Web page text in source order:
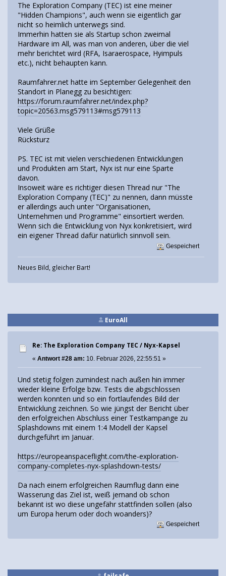
The Exploration Company (TEC) ist eine meiner
"Hidden Champions", auch wenn sie eigentlich gar
nicht so heimlich unterwegs sind.
Immerhin hatten sie als Startup schon zweimal
Hardware im All, was man von anderen, über die viel
mehr berichtet wird (RFA, Isaraerospace, Hyimpuls
etc.), nicht behaupten kann.
Raumfahrer.net hatte im September Gelegenheit den
Standort in Planegg zu besichtigen:
https://forum.raumfahrer.net/index.php?
topic=20563.msg579113#msg579113
Viele Grüße
Rücksturz
PS. TEC ist mit vielen verschiedenen Entwicklungen
und Produkten am Start, Nyx ist nur eine Sparte
davon.
Insoweit wäre es richtiger diesen Thread nur "The
Exploration Company (TEC)" zu nennen, dann müsste
er allerdings auch unter "Organisationen,
Unternehmen und Programme" einsortiert werden.
Wenn sich die Entwicklung von Nyx konkretisiert, wird
ein eigener Thread dafür natürlich sinnvoll sein.
Gespeichert
Neues Bild, gleicher Bart!
EuroAll
Re: The Exploration Company TEC / Nyx-Kapsel
« Antwort #28 am: 10. Februar 2026, 22:55:51 »
Und stetig folgen zumindest nach außen hin immer
wieder kleine Erfolge bzw. Tests die abgschlossen
werden konnten und so ein fortlaufendes Bild der
Entwicklung zeichnen. So wie jüngst der Bericht über
den erfolgreichen Abschluss einer Testkampange zu
Splashdowns mit einem 1:4 Modell der Kapsel
durchgeführt im Januar.
https://europeanspaceflight.com/the-exploration-
company-completes-nyx-splashdown-tests/
Da nach einem erfolgreichen Raumflug dann eine
Wasserung das Ziel ist, weiß jemand ob schon
bekannt ist wo diese ungefähr stattfinden sollen (also
um Europa herum oder doch woanders)?
Gespeichert